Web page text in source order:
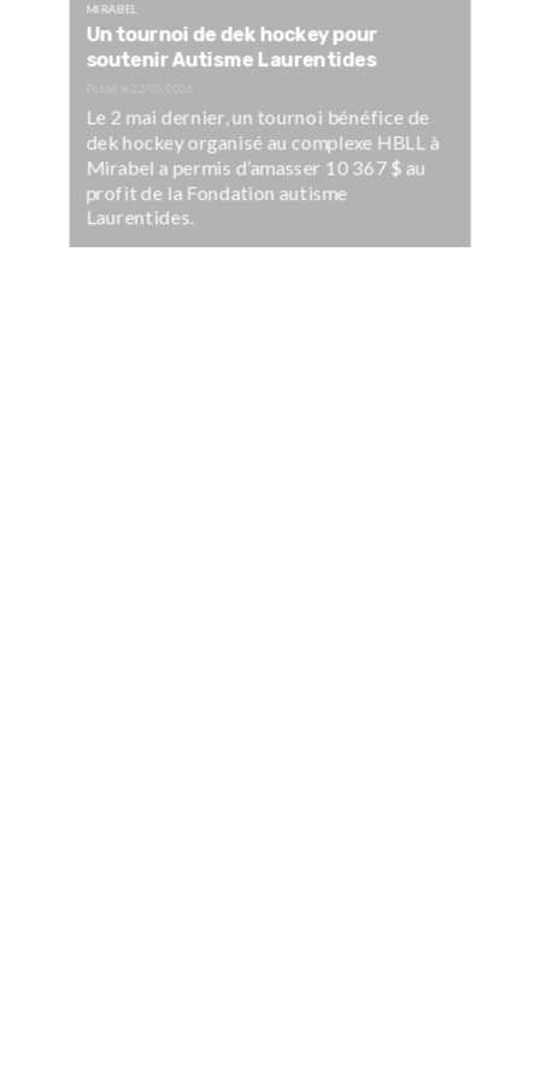
MIRABEL
Un tournoi de dek hockey pour
soutenir Autisme Laurentides
Le 2 mai dernier, un tournoi bénéfice de
dek hockey organisé au complexe HBLL à
Mirabel a permis d’amasser 10 367 $ au
profit de la Fondation autisme
Laurentides.